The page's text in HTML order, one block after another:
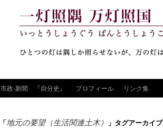
市政‐新聞 『自分史』 プロフィール リンク集
「地元の要望（生活関連土木） 」タグアーカイブ